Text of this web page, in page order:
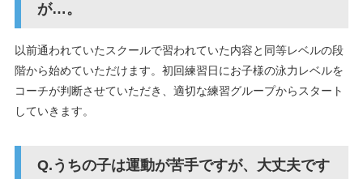
が…。
以前通われていたスクールで習われていた内容と同等レベルの段
階から始めていただけます。初回練習日にお子様の泳力レベルを
コーチが判断させていただき、適切な練習グループからスタート
していきます。
うちの子は運動が苦手ですが、大丈夫です